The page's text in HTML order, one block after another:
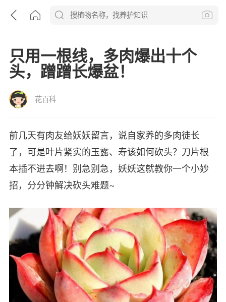
只用一根线，多肉爆出十个
头，蹭蹭长爆盆！
花百科
前几天有肉友给妖妖留言，说自家养的多肉徒长
了，可是叶片紧实的玉露、寿该如何砍头？刀片根
本插不进去啊！别急别急，妖妖这就教你一个小妙
招，分分钟解决砍头难题~